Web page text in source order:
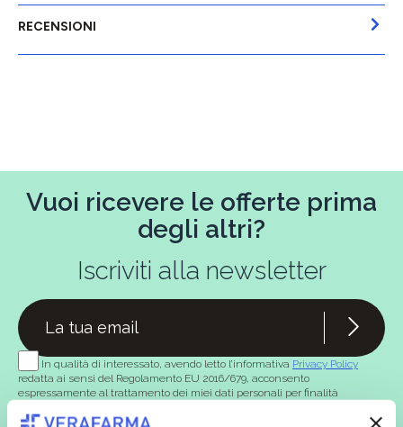
RECENSIONI
Vuoi ricevere le offerte prima
degli altri?
Iscriviti alla newsletter
In qualità di interessato, avendo letto l’informativa Privacy Policy
redatta ai sensi del Regolamento EU 2016/679, acconsento
espressamente al trattamento dei miei dati personali per finalità
marketing (con modalità telematiche - quali ad es. newsletter ed e-mail